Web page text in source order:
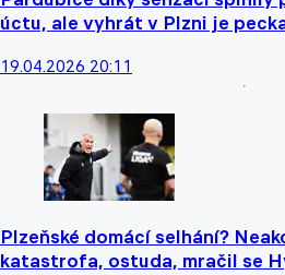
úctu, ale vyhrát v Plzni je
19.04.2026 20:11
Plzeňské domácí selhání?
katastrofa, ostuda, mračil se